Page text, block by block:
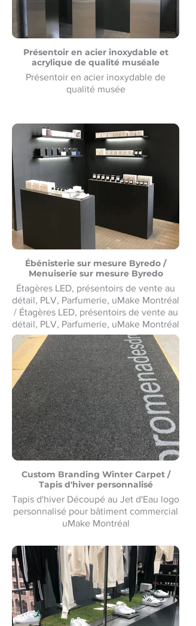
Présentoir en acier inoxydable et
acrylique de qualité muséale
Présentoir en acier inoxydable de
qualité musée
Ébénisterie sur mesure Byredo /
Menuiserie sur mesure Byredo
Étagères LED, présentoirs de vente au
détail, PLV, Parfumerie, uMake Montréal
/ Étagères LED, présentoirs de vente au
détail, PLV, Parfumerie, uMake Montréal
Custom Branding Winter Carpet /
Tapis d'hiver personnalisé
Tapis d'hiver Découpé au Jet d'Eau logo
personnalisé pour bâtiment commercial
uMake Montréal
Tapis d'hiver Waterjet Cut logo pour
personnalisé bâtiment commercial
uMake Montréal